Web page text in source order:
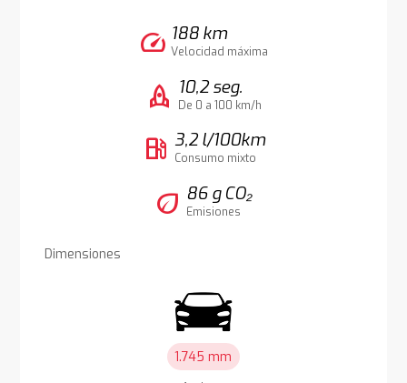
speed 188 km
Velocidad máxima
rocket 10,2 seg.
De 0 a 100 km/h
local_gas_station 3,2 l/100km
Consumo mixto
eco 86 g CO₂
Emisiones
Dimensiones
1.745 mm